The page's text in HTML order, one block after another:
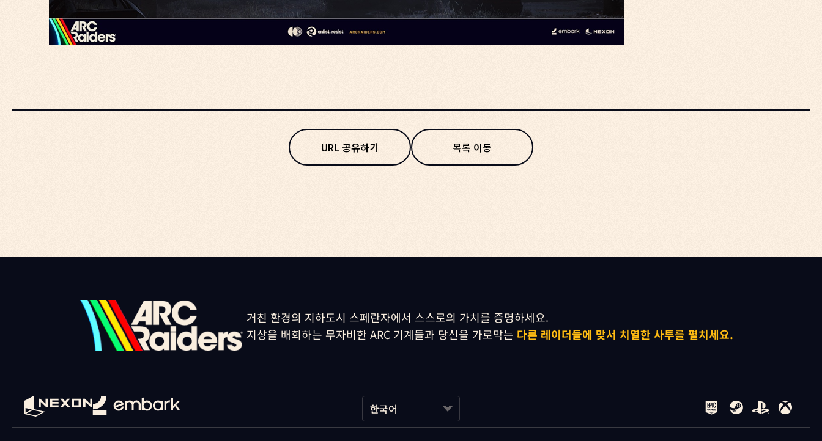
URL 공유하기 목록 이동
거친 환경의 지하도시 스페란자에서 스스로의 가치를 증명하세요.
지상을 배회하는 무자비한 ARC 기계들과 당신을 가로막는 다른 레이더들에 맞서 치열한 사투를 펼치세요.
한국어